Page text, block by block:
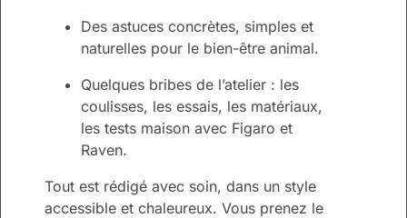
Des astuces concrètes, simples et
naturelles pour le bien-être animal.
Quelques bribes de l’atelier : les
coulisses, les essais, les matériaux,
les tests maison avec Figaro et
Raven.
Tout est rédigé avec soin, dans un style
accessible et chaleureux. Vous prenez le